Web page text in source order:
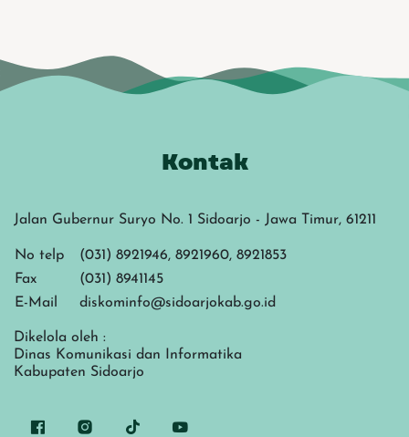
Kontak
Jalan Gubernur Suryo No. 1 Sidoarjo - Jawa Timur, 61211
No telp
(031) 8921946, 8921960, 8921853
Fax
(031) 8941145
E-Mail
diskominfo@sidoarjokab.go.id
Dikelola oleh :
Dinas Komunikasi dan Informatika
Kabupaten Sidoarjo